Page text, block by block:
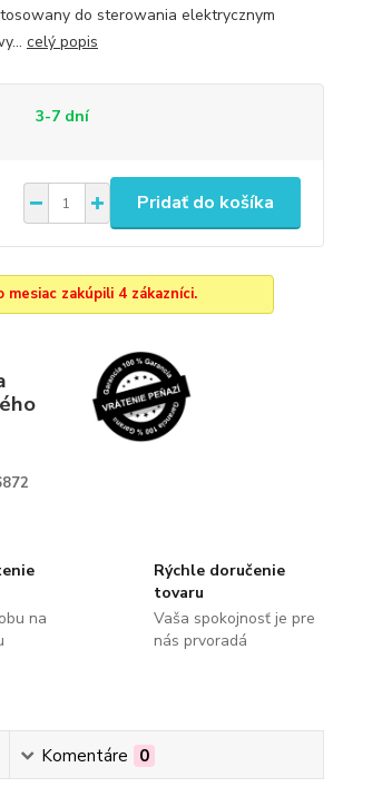
do sterowania elektrycznym
celý popis
3-7 dní
Pridať do košíka
mesiac zakúpili 4 zákazníci.
na
Rýchle doručenie
tovaru
Vaša spokojnosť je pre
nás prvoradá
Komentáre 0